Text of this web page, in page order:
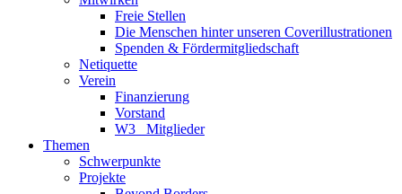
Freie Stellen
Die Menschen hinter unseren Coverillustrationen
Spenden & Fördermitgliedschaft
Netiquette
Verein
Finanzierung
Vorstand
W3_ Mitglieder
Themen
Schwerpunkte
Projekte